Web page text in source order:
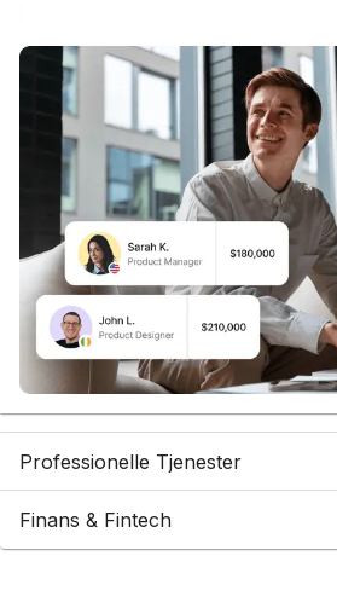
Professionelle Tjenester
Finans & Fintech